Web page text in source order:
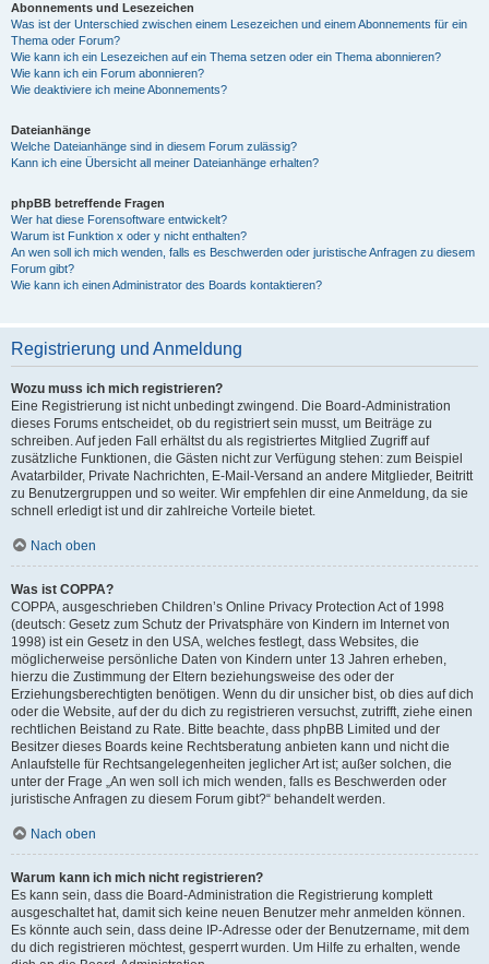
Abonnements und Lesezeichen
Was ist der Unterschied zwischen einem Lesezeichen und einem Abonnements für ein
Thema oder Forum?
Wie kann ich ein Lesezeichen auf ein Thema setzen oder ein Thema abonnieren?
Wie kann ich ein Forum abonnieren?
Wie deaktiviere ich meine Abonnements?
Dateianhänge
Welche Dateianhänge sind in diesem Forum zulässig?
Kann ich eine Übersicht all meiner Dateianhänge erhalten?
phpBB betreffende Fragen
Wer hat diese Forensoftware entwickelt?
Warum ist Funktion x oder y nicht enthalten?
An wen soll ich mich wenden, falls es Beschwerden oder juristische Anfragen zu diesem
Forum gibt?
Wie kann ich einen Administrator des Boards kontaktieren?
Registrierung und Anmeldung
Wozu muss ich mich registrieren?
Eine Registrierung ist nicht unbedingt zwingend. Die Board-Administration
dieses Forums entscheidet, ob du registriert sein musst, um Beiträge zu
schreiben. Auf jeden Fall erhältst du als registriertes Mitglied Zugriff auf
zusätzliche Funktionen, die Gästen nicht zur Verfügung stehen: zum Beispiel
Avatarbilder, Private Nachrichten, E-Mail-Versand an andere Mitglieder, Beitritt
zu Benutzergruppen und so weiter. Wir empfehlen dir eine Anmeldung, da sie
schnell erledigt ist und dir zahlreiche Vorteile bietet.
Nach oben
Was ist COPPA?
COPPA, ausgeschrieben Children’s Online Privacy Protection Act of 1998
(deutsch: Gesetz zum Schutz der Privatsphäre von Kindern im Internet von
1998) ist ein Gesetz in den USA, welches festlegt, dass Websites, die
möglicherweise persönliche Daten von Kindern unter 13 Jahren erheben,
hierzu die Zustimmung der Eltern beziehungsweise des oder der
Erziehungsberechtigten benötigen. Wenn du dir unsicher bist, ob dies auf dich
oder die Website, auf der du dich zu registrieren versuchst, zutrifft, ziehe einen
rechtlichen Beistand zu Rate. Bitte beachte, dass phpBB Limited und der
Besitzer dieses Boards keine Rechtsberatung anbieten kann und nicht die
Anlaufstelle für Rechtsangelegenheiten jeglicher Art ist; außer solchen, die
unter der Frage „An wen soll ich mich wenden, falls es Beschwerden oder
juristische Anfragen zu diesem Forum gibt?“ behandelt werden.
Nach oben
Warum kann ich mich nicht registrieren?
Es kann sein, dass die Board-Administration die Registrierung komplett
ausgeschaltet hat, damit sich keine neuen Benutzer mehr anmelden können.
Es könnte auch sein, dass deine IP-Adresse oder der Benutzername, mit dem
du dich registrieren möchtest, gesperrt wurden. Um Hilfe zu erhalten, wende